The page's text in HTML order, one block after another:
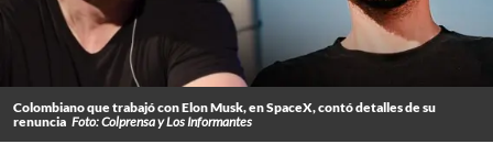
Colombiano que trabajó con Elon Musk, en SpaceX, contó detalles de su
renuncia Foto: Colprensa y Los Informantes